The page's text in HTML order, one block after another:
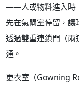
——人或物料進入時
先在氣閘室停留，
透過雙重連鎖門（兩
通。
更衣室（Gowning